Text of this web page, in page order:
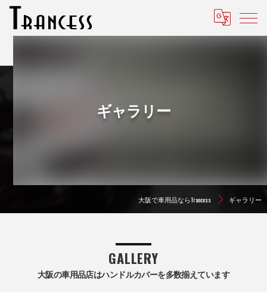
ギャラリー
大阪で車用品ならTrancess ギャラリー
大阪の車用品店はハンドルカバーを多数揃えています
GALLERY